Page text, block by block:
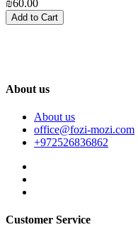
₪60.00
Add to Cart
About us
About us
office@fozi-mozi.com
+972526836862
Customer Service